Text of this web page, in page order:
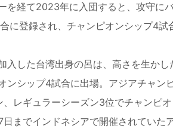
を経て2023年に入団すると、攻守に
に登録され、チャンピオンシップ4
した台湾出身の呂は、高さを生か
ンシップ4試合に出場。アジアチャン
レギュラーシーズン3位でチャンピ
日までインドネシアで開催されてい